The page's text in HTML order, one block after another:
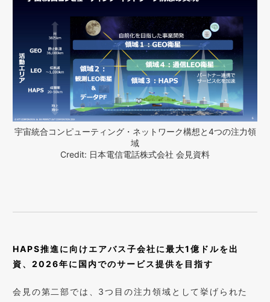
宇宙統合コンピューティング・ネットワーク構想と4つの注力領
域
Credit: 日本電信電話株式会社 会見資料
HAPS推進に向けエアバス子会社に最大1億ドルを出
資、2026年に国内でのサービス提供を目指す
会見の第二部では、3つ目の注力領域として挙げられた